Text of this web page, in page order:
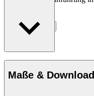
Entdecke mehr
Der dänische
einer der kreativsten,
Zeiten und ist für seine
Geschick und seinen
Maße &